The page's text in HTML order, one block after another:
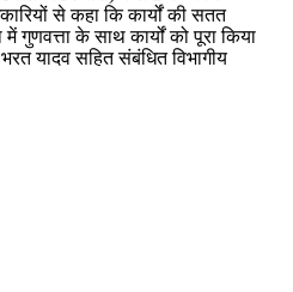
से कहा कि कार्यों की सतत
गुणवत्ता के साथ कार्यों को पूरा किया
यादव सहित संबंधित विभागीय